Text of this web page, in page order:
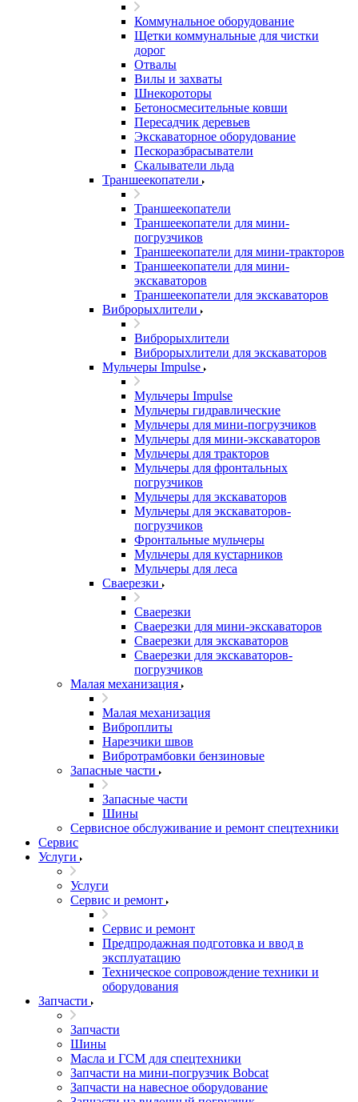
Коммунальное оборудование
Щетки коммунальные для чистки
дорог
Отвалы
Вилы и захваты
Шнекороторы
Бетоносмесительные ковши
Пересадчик деревьев
Экскаваторное оборудование
Пескоразбрасыватели
Скалыватели льда
Траншеекопатели
Траншеекопатели
Траншеекопатели для мини-
погрузчиков
Траншеекопатели для мини-тракторов
Траншеекопатели для мини-
экскаваторов
Траншеекопатели для экскаваторов
Виброрыхлители
Виброрыхлители
Виброрыхлители для экскаваторов
Мульчеры Impulse
Мульчеры Impulse
Мульчеры гидравлические
Мульчеры для мини-погрузчиков
Мульчеры для мини-экскаваторов
Мульчеры для тракторов
Мульчеры для фронтальных
погрузчиков
Мульчеры для экскаваторов
Мульчеры для экскаваторов-
погрузчиков
Фронтальные мульчеры
Мульчеры для кустарников
Мульчеры для леса
Сваерезки
Сваерезки
Сваерезки для мини-экскаваторов
Сваерезки для экскаваторов
Сваерезки для экскаваторов-
погрузчиков
Малая механизация
Малая механизация
Виброплиты
Нарезчики швов
Вибротрамбовки бензиновые
Запасные части
Запасные части
Шины
Сервисное обслуживание и ремонт спецтехники
Сервис
Услуги
Услуги
Сервис и ремонт
Сервис и ремонт
Предпродажная подготовка и ввод в
эксплуатацию
Техническое сопровождение техники и
оборудования
Запчасти
Запчасти
Шины
Масла и ГСМ для спецтехники
Запчасти на мини-погрузчик Bobcat
Запчасти на навесное оборудование